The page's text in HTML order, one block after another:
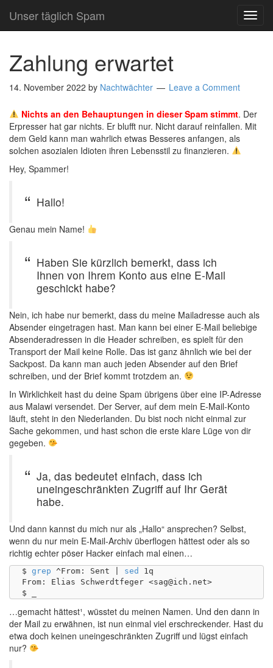
Unser täglich Spam
Zahlung erwartet
14. November 2022 by Nachtwächter Leave a Comment
Nichts an den Behauptungen in dieser Spam stimmt. Der
Erpresser hat gar nichts. Er blufft nur. Nicht darauf reinfallen. Mit
dem Geld kann man wahrlich etwas Besseres anfangen, als
solchen asozialen Idioten ihren Lebensstil zu finanzieren.
Hey, Spammer!
Hallo!
Genau mein Name!
Haben Sie kürzlich bemerkt, dass ich
Ihnen von Ihrem Konto aus eine E-Mail
geschickt habe?
Nein, ich habe nur bemerkt, dass du meine Mailadresse auch als
Absender eingetragen hast. Man kann bei einer E-Mail beliebige
Absenderadressen in die Header schreiben, es spielt für den
Transport der Mail keine Rolle. Das ist ganz ähnlich wie bei der
Sackpost. Da kann man auch jeden Absender auf den Brief
schreiben, und der Brief kommt trotzdem an.
In Wirklichkeit hast du deine Spam übrigens über eine IP-Adresse
aus Malawi versendet. Der Server, auf dem mein E-Mail-Konto
läuft, steht in den Niederlanden. Du bist noch nicht einmal zur
Sache gekommen, und hast schon die erste klare Lüge von dir
gegeben.
Ja, das bedeutet einfach, dass ich
uneingeschränkten Zugriff auf Ihr Gerät
habe.
Und dann kannst du mich nur als „Hallo“ ansprechen? Selbst,
wenn du nur mein E-Mail-Archiv überflogen hättest oder als so
richtig echter pöser Hacker einfach mal einen…
$ grep ^From: Sent | sed
1q
From: Elias Schwerdtfeger <sag@ich.net>
…gemacht hättest¹, wüsstet du meinen Namen. Und den dann in
der Mail zu erwähnen, ist nun einmal viel erschreckender. Hast du
etwa doch keinen uneingeschränkten Zugriff und lügst einfach
nur?